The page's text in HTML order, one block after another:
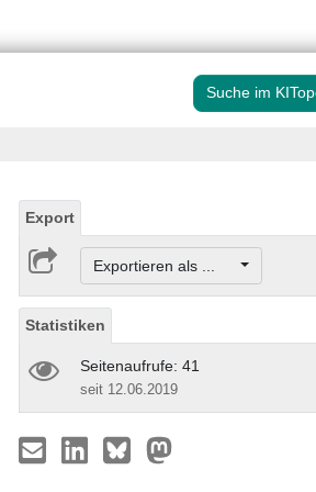
Suche im
Export
Exportieren als ...
Statistiken
Seitenaufrufe: 41
seit 12.06.2019